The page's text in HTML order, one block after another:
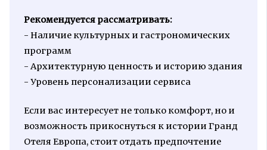
Рекомендуется рассматривать:
- Наличие культурных и гастрономических
программ
- Архитектурную ценность и историю здания
- Уровень персонализации сервиса
Если вас интересует не только комфорт, но и
возможность прикоснуться к истории Гранд
Отеля Европа, стоит отдать предпочтение